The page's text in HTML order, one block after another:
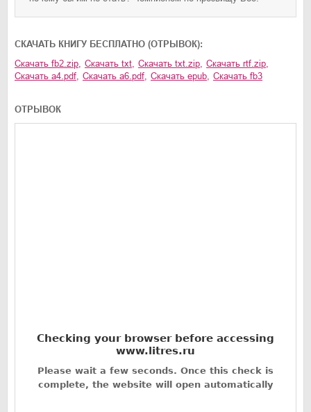
CКАЧАТЬ КНИГУ БЕСПЛАТНО (ОТРЫВОК):
Скачать fb2.zip, Скачать txt, Скачать txt.zip, Скачать rtf.zip,
Скачать a4.pdf, Скачать a6.pdf, Скачать epub, Скачать fb3
ОТРЫВОК